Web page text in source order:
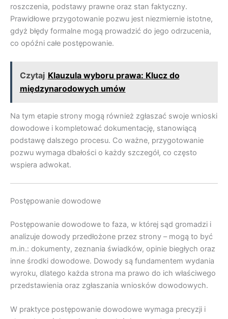
roszczenia, podstawy prawne oraz stan faktyczny.
Prawidłowe przygotowanie pozwu jest niezmiernie istotne,
gdyż błędy formalne mogą prowadzić do jego odrzucenia,
co opóźni całe postępowanie.
Czytaj Klauzula wyboru prawa: Klucz do
międzynarodowych umów
Na tym etapie strony mogą również zgłaszać swoje wnioski
dowodowe i kompletować dokumentację, stanowiącą
podstawę dalszego procesu. Co ważne, przygotowanie
pozwu wymaga dbałości o każdy szczegół, co często
wspiera adwokat.
Postępowanie dowodowe
Postępowanie dowodowe to faza, w której sąd gromadzi i
analizuje dowody przedłożone przez strony – mogą to być
m.in.: dokumenty, zeznania świadków, opinie biegłych oraz
inne środki dowodowe. Dowody są fundamentem wydania
wyroku, dlatego każda strona ma prawo do ich właściwego
przedstawienia oraz zgłaszania wniosków dowodowych.
W praktyce postępowanie dowodowe wymaga precyzji i